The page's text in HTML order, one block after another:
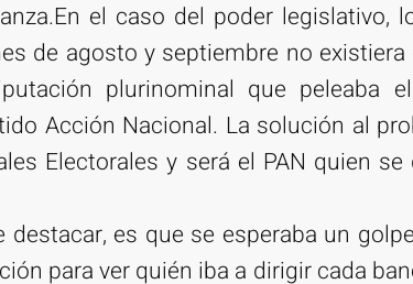
el caso del poder legislativo,
de agosto y septiembre no
plurinominal que peleaba
Acción Nacional. La solución al
Electorales y será el PAN quien
destacar, es que se esperaba un
para ver quién iba a dirigir cada